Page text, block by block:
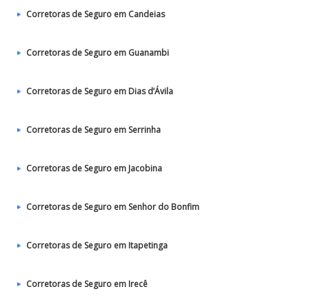
Corretoras de Seguro em Candeias
Corretoras de Seguro em Guanambi
Corretoras de Seguro em Dias d’Ávila
Corretoras de Seguro em Serrinha
Corretoras de Seguro em Jacobina
Corretoras de Seguro em Senhor do Bonfim
Corretoras de Seguro em Itapetinga
Corretoras de Seguro em Irecê